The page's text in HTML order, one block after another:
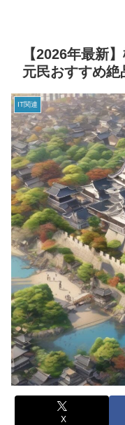
【2026年最新
元民おすすめ絶
IT関連
X